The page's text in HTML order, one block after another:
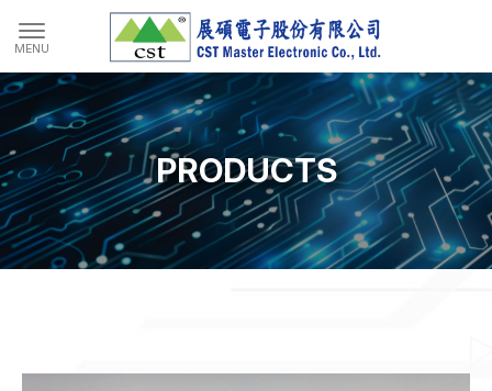
PRODUCTS